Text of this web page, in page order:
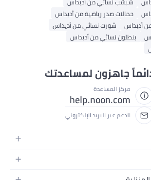
حمالات صدر رياضية من أديداس
أديداس
شورت نسائي من أديداس
بنطلون نسائي من أديداس
جاهزون لمساعدتك
مركز المساعدة
help.noon.com
الدعم عبر البريد الإلكتروني